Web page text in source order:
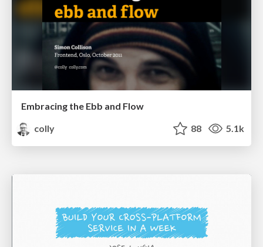
Embracing the Ebb and Flow
colly
88 5.1k